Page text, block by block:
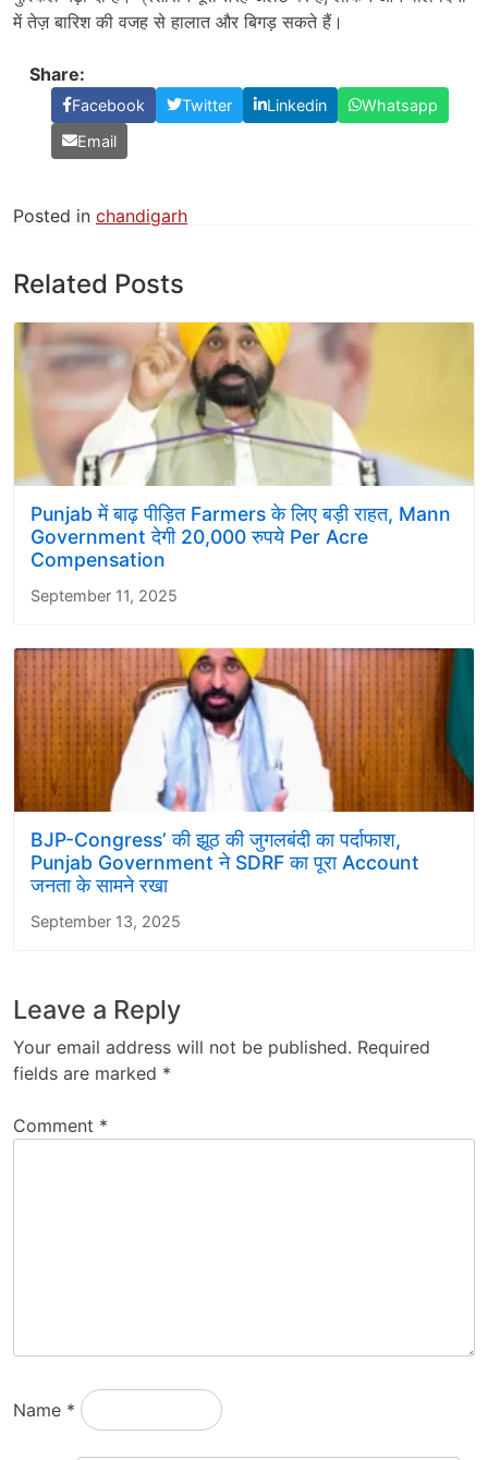
में तेज़ बारिश की वजह से हालात और बिगड़ सकते हैं।
Share:
Facebook Twitter Linkedin
Whatsapp
Email
Posted in chandigarh
Related Posts
Punjab में बाढ़ पीड़ित Farmers के लिए बड़ी राहत, Mann
Government देगी 20,000 रुपये Per Acre
Compensation
September 11, 2025
BJP-Congress’ की झूठ की जुगलबंदी का पर्दाफाश,
Punjab Government ने SDRF का पूरा Account
जनता के सामने रखा
September 13, 2025
Leave a Reply
Your email address will not be published. Required
fields are marked *
Comment *
Name *